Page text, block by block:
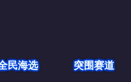
民海选 突围赛道